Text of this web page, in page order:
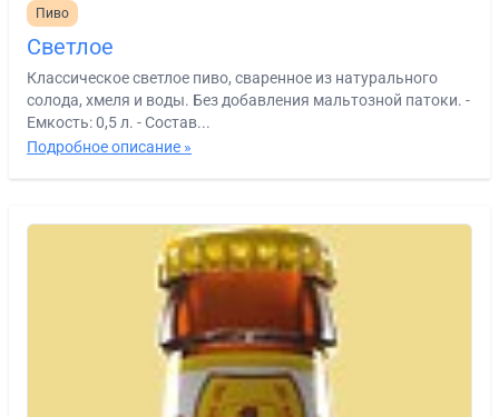
Пиво
Светлое
Классическое светлое пиво, сваренное из натурального
солода, хмеля и воды. Без добавления мальтозной патоки. -
Емкость: 0,5 л. - Состав...
Подробное описание »